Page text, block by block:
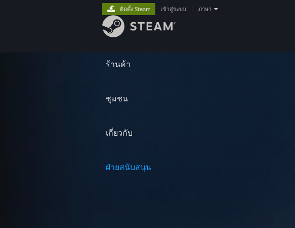
ร้านค้า
ชุมชน
เกี่ยวกับ
ฝ่ายสนับสนุน
ติดตั้ง Steam เข้าสู่ระบบ ภาษา